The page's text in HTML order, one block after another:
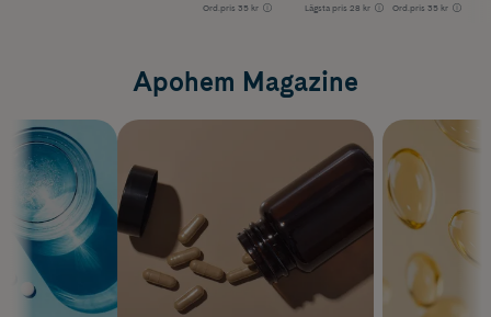
Ord.pris 35 kr Lägsta pris 28 kr Ord.pris 35 kr
Apohem Magazine